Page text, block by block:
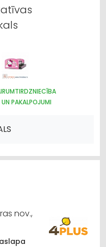
UN PAKALPOJUMI
nov.,